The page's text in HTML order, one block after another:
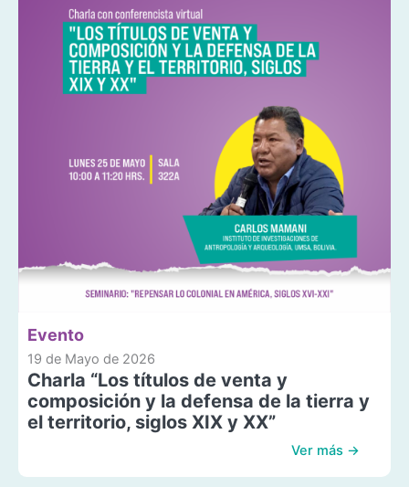
Evento
19 de Mayo de 2026
Charla “Los títulos de venta y
composición y la defensa de la tierra y
el territorio, siglos XIX y XX”
Ver más →